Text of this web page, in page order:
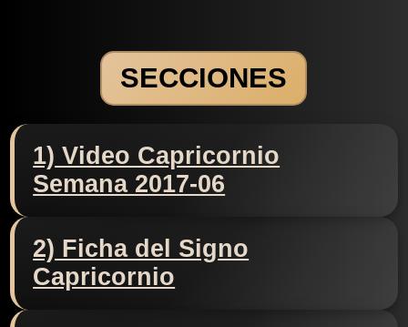
SECCIONES
1) Video Capricornio
Semana 2017-06
2) Ficha del Signo
Capricornio